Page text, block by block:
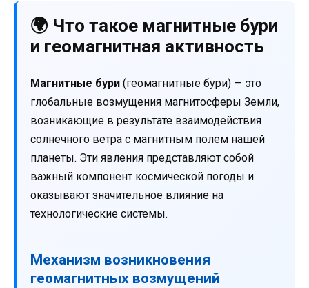
🌍 Что такое магнитные бури
и геомагнитная активность
Магнитные бури (геомагнитные бури) — это
глобальные возмущения магнитосферы Земли,
возникающие в результате взаимодействия
солнечного ветра с магнитным полем нашей
планеты. Эти явления представляют собой
важный компонент космической погоды и
оказывают значительное влияние на
технологические системы.
Механизм возникновения
геомагнитных возмущений